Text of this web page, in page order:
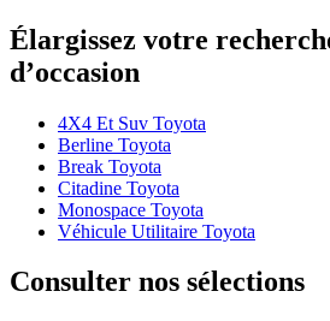
Élargissez votre
d’occasion
4X4 Et Suv Toyota
Berline Toyota
Break Toyota
Citadine Toyota
Monospace Toyota
Véhicule Utilitaire Toyota
Consulter nos sélections